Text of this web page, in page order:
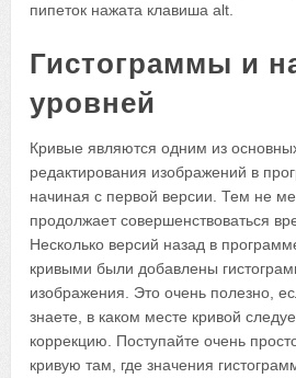
пипеток нажата клавиша alt.
Гистограммы и
уровней
Кривые являются одним из
редактирования изображений в
начиная с первой версии. Тем не
продолжает совершенствоваться
Несколько версий назад в
кривыми были добавлены
изображения. Это очень полезно,
знаете, в каком месте кривой
коррекцию. Поступайте очень
кривую там, где значения